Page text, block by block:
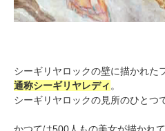
シーギリヤロックの壁に描かれた
通称シーギリヤレディ 。
シーギリヤロックの見所のひとつ
かつては500人もの美女が描かれ